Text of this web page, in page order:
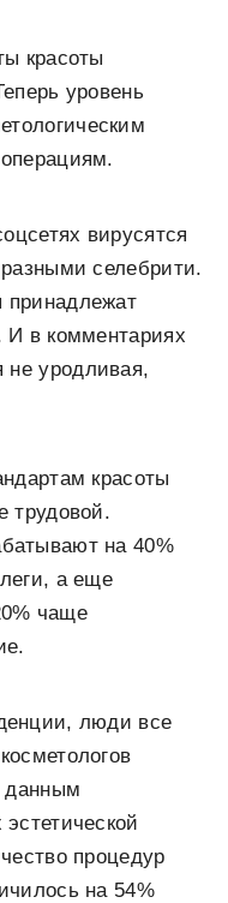
красоты
уровень
вирусятся
селебрити.
в комментариях
уродливая,
красоты
трудовой.
на 40%
а еще
чаще
люди все
данным
процедур
на 54%